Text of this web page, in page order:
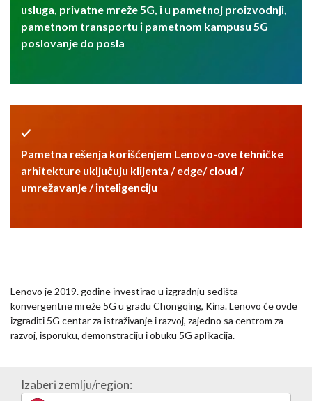
usluga, privatne mreže 5G, i u pametnoj proizvodnji,
pametnom transportu i pametnom kampusu 5G
poslovanje do posla
Pametna rešenja korišćenjem Lenovo-ove tehničke
arhitekture uključuju klijenta / edge/ cloud /
umrežavanje / inteligenciju
Lenovo je 2019. godine investirao u izgradnju sedišta
konvergentne mreže 5G u gradu Chongqing, Kina. Lenovo će ovde
izgraditi 5G centar za istraživanje i razvoj, zajedno sa centrom za
razvoj, isporuku, demonstraciju i obuku 5G aplikacija.
Izaberi zemlju/region: